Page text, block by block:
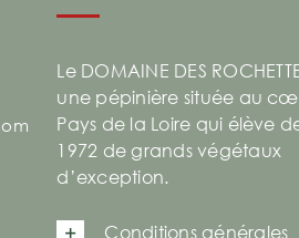
Le DOMAINE DES
une pépinière située au
Pays de la Loire qui élève
1972 de grands végétaux
d’exception.
Conditions générales